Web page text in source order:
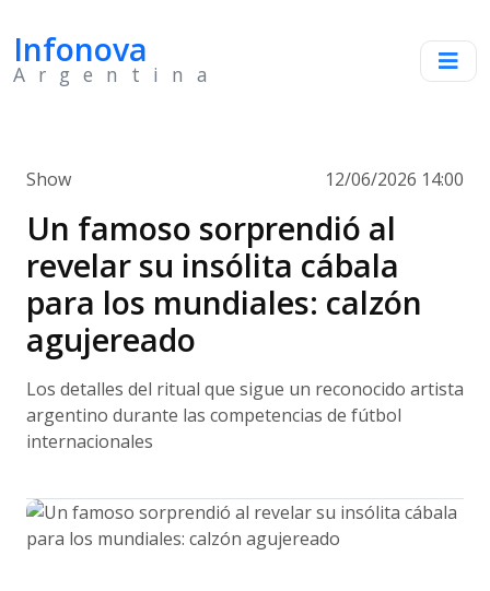
Infonova
Argentina
Show 12/06/2026 14:00
Un famoso sorprendió al
revelar su insólita cábala
para los mundiales: calzón
agujereado
Los detalles del ritual que sigue un reconocido artista
argentino durante las competencias de fútbol
internacionales